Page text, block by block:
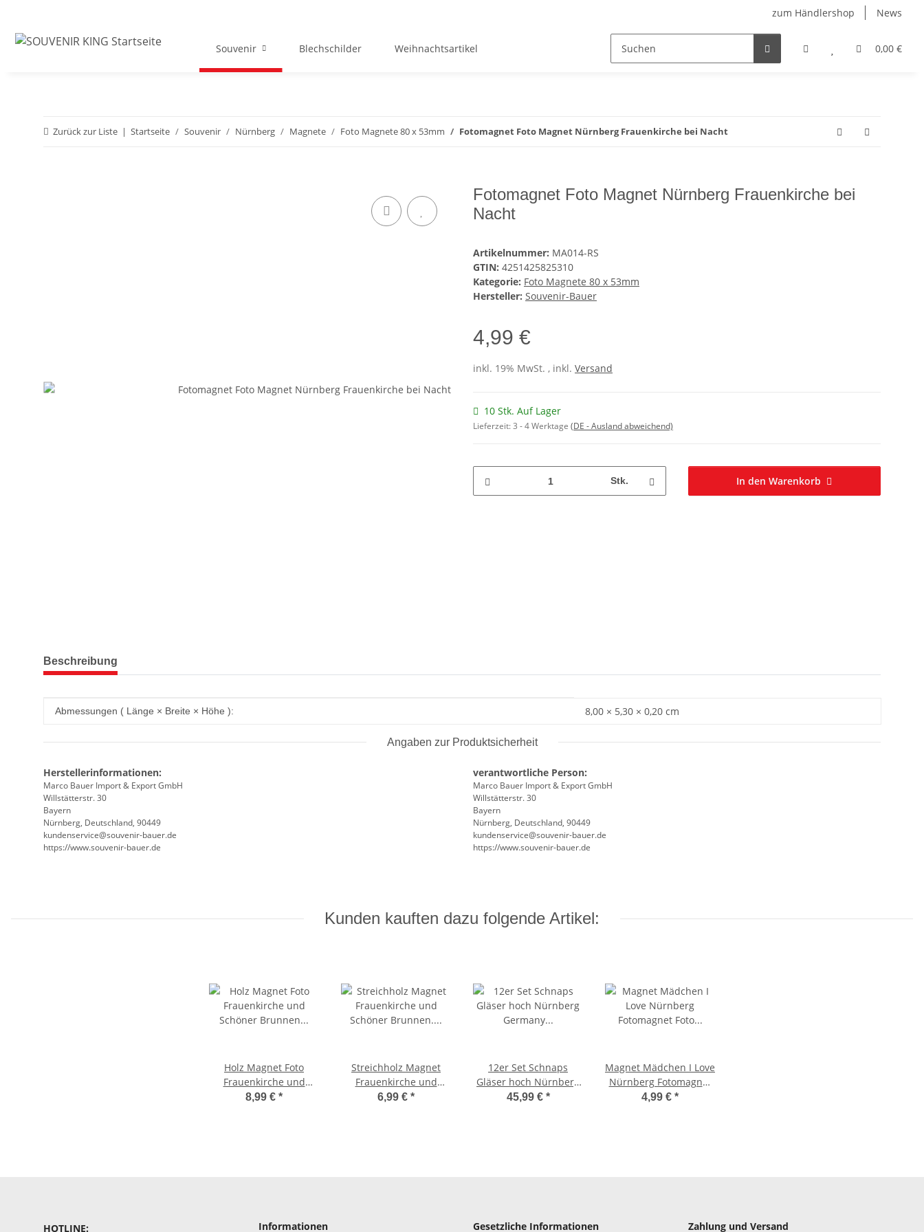
zum Händlershop News
0,00 €
Souvenir Blechschilder Weihnachtsartikel
Zurück zur Liste Startseite Souvenir Nürnberg Magnete Foto Magnete 80 x 53mm Fotomagnet Foto Magnet Nürnberg Frauenkirche bei Nacht
Fotomagnet Foto Magnet Nürnberg Frauenkirche bei
Nacht
Artikelnummer: MA014-RS
GTIN: 4251425825310
Kategorie: Foto Magnete 80 x 53mm
Hersteller: Souvenir-Bauer
4,99 €
inkl. 19% MwSt. , inkl. Versand
10 Stk. Auf Lager
Lieferzeit:3 - 4 Werktage (DE - Ausland abweichend)
Stk. In den Warenkorb
weitere Registerkarten anzeigen
Beschreibung
Produkteigenschaft
Wert
Abmessungen ( Länge × Breite × Höhe ): 8,00 × 5,30 × 0,20 cm
Angaben zur Produktsicherheit
Herstellerinformationen:
Marco Bauer Import & Export GmbH
Willstätterstr. 30
Bayern
Nürnberg, Deutschland, 90449
kundenservice@souvenir-bauer.de
https://www.souvenir-bauer.de
verantwortliche Person:
Marco Bauer Import & Export GmbH
Willstätterstr. 30
Bayern
Nürnberg, Deutschland, 90449
kundenservice@souvenir-bauer.de
https://www.souvenir-bauer.de
Kunden kauften dazu folgende Artikel:
Holz Magnet Foto
Frauenkirche und
Schöner Brunnen
8,99 € *
Streichholz Magnet
Frauenkirche und
Schöner Brunnen.
6,99 € *
12er Set Schnaps
Gläser hoch Nürnberg
Germany Deutschland
45,99 € *
Magnet Mädchen I Love
Nürnberg Fotomagnet
Foto Magnet
4,99 € *
HOTLINE: Informationen Gesetzliche Informationen Zahlung und Versand